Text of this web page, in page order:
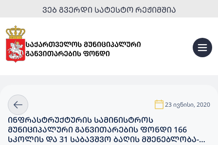
ᲕᲔᲑ ᲒᲕᲔᲠᲓᲘ ᲡᲐᲢᲔᲡᲢᲝ ᲠᲔᲟᲘᲛᲨᲘᲐ
23 ივნისი, 2020
ᲘᲜᲤᲠᲐᲡᲢᲠᲣᲥᲢᲣᲠᲘᲡ ᲡᲐᲛᲘᲜᲘᲡᲢᲠᲝᲡ
ᲛᲣᲜᲘᲪᲘᲞᲐᲚᲣᲠᲘ ᲒᲐᲜᲕᲘᲗᲐᲠᲔᲑᲘᲡ ᲤᲝᲜᲓᲘ 166
ᲡᲙᲝᲚᲘᲡ ᲓᲐ 31 ᲡᲐᲑᲐᲕᲨᲕᲝ ᲑᲐᲦᲘᲡ ᲛᲨᲔᲜᲔᲑᲚᲝᲑᲐ-